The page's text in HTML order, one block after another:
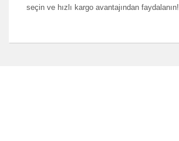
seçin ve hızlı kargo avantajından faydalanın!